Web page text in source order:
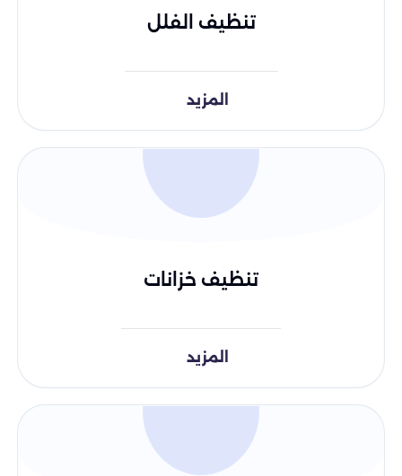
تنظيف الفلل
المزيد
تنظيف خزانات
المزيد